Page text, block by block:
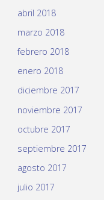
abril 2018
marzo 2018
febrero 2018
enero 2018
diciembre 2017
noviembre 2017
octubre 2017
septiembre 2017
agosto 2017
julio 2017